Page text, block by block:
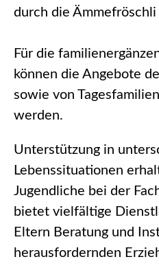
durch die
Für die
können die Angebote
sowie von
werden.
Unterstützung in
Lebenssituationen
Jugendliche bei der
bietet vielfältige
Eltern Beratung und
herausfordernden